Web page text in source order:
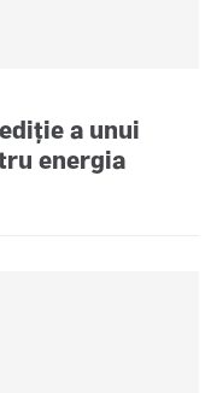
a unui
energia